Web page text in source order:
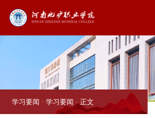
学习要闻 · 学习要闻 · 正文